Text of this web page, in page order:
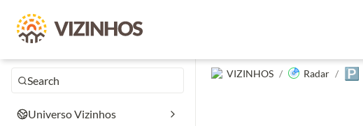
Search
Universo Vizinhos
VIZINHOS / Radar / 🅿️